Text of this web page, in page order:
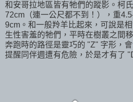
和安哥拉地區皆有牠們的蹤影。柯
72cm（連一公尺都不到！），重
9cm。和一般羚羊比起來，可說是相
生性害羞的牠們，平時在樹叢之間
奔跑時的路徑是靈巧的 "Z" 字形，
提醒同伴週遭有危險，於是才有了